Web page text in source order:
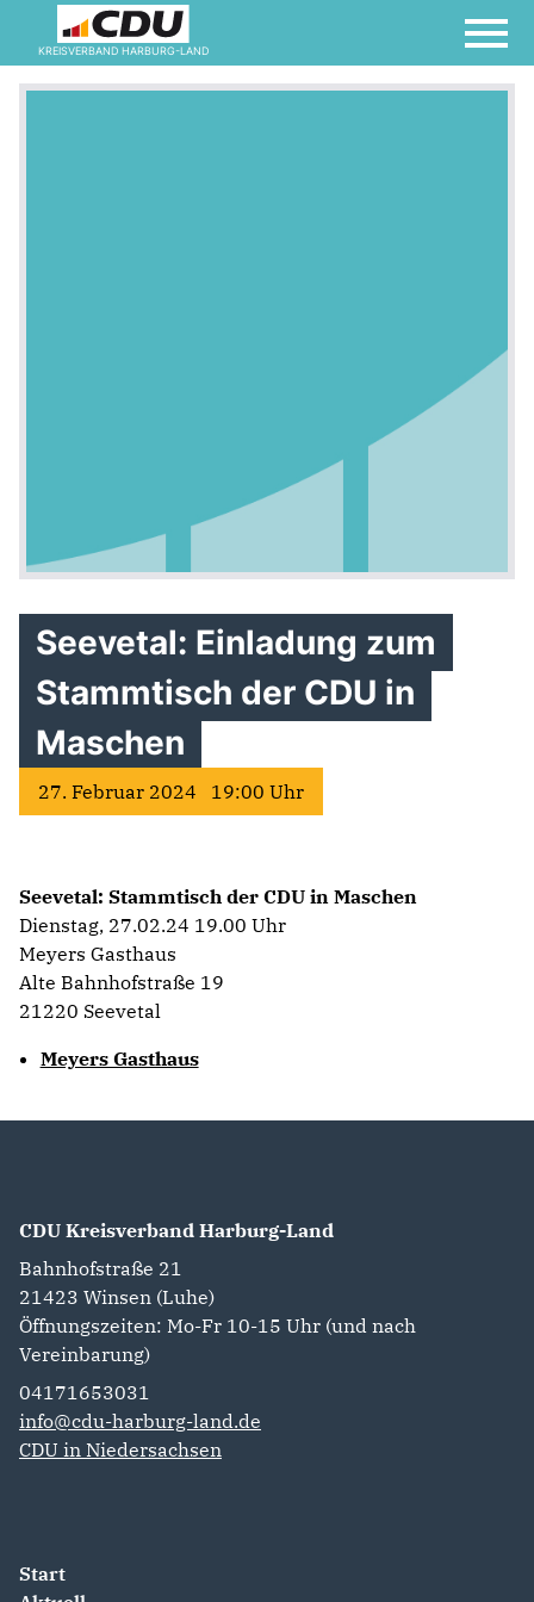
KREISVERBAND HARBURG-LAND
Seevetal: Einladung zum
Stammtisch der CDU in
Maschen
27. Februar 2024 19:00 Uhr
Seevetal: Stammtisch der CDU in Maschen
Dienstag, 27.02.24 19.00 Uhr
Meyers Gasthaus
Alte Bahnhofstraße 19
21220 Seevetal
Meyers Gasthaus
CDU Kreisverband Harburg-Land
Bahnhofstraße 21
21423 Winsen (Luhe)
Öffnungszeiten: Mo-Fr 10-15 Uhr (und nach
Vereinbarung)
04171653031
info@cdu-harburg-land.de
CDU in Niedersachsen
Start